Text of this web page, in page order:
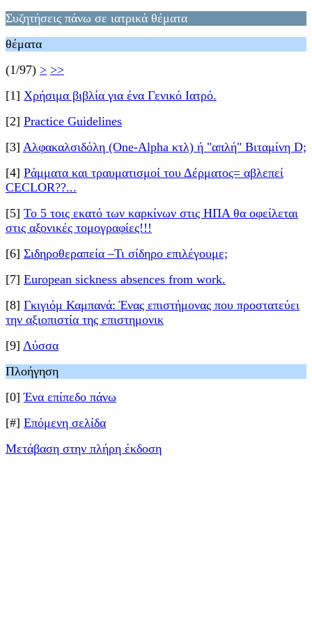
Συζητήσεις πάνω σε ιατρικά θέματα
θέματα
(1/97) > >>
[1] Χρήσιμα βιβλία για ένα Γενικό Ιατρό.
[2] Practice Guidelines
[3] Αλφακαλσιδόλη (One-Alpha κτλ) ή "απλή" Βιταμίνη D;
[4] Ράμματα και τραυματισμοί του Δέρματος= αβλεπεί
CΕCLOR??...
[5] Το 5 τοις εκατό των καρκίνων στις ΗΠΑ θα οφείλεται
στις αξονικές τομογραφίες!!!
[6] Σιδηροθεραπεία –Τι σίδηρο επιλέγουμε;
[7] European sickness absences from work.
[8] Γκιγιόμ Καμπανά: Ένας επιστήμονας που προστατεύει
την αξιοπιστία της επιστημονικ
[9] Λύσσα
Πλοήγηση
[0]Ένα επίπεδο πάνω
[#] Επόμενη σελίδα
Μετάβαση στην πλήρη έκδοση